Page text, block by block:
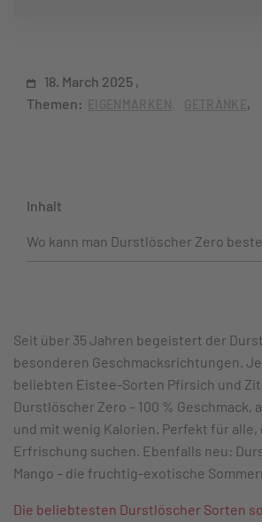
18. March 2025
Themen: EIGENMARKEN GETRÄNKE
Inhalt
Wo kann man Durstlöscher Zero
Seit über 35 Jahren begeistert der
besonderen Geschmacksrichtungen.
beliebten Eistee-Sorten Pfirsich und
Durstlöscher Zero – 100 % Geschmack,
und mit wenig Kalorien. Perfekt für
Erfrischung suchen. Ebenfalls neu:
Mango – die fruchtig-exotische
Die beliebtesten Durstlöscher Sorten